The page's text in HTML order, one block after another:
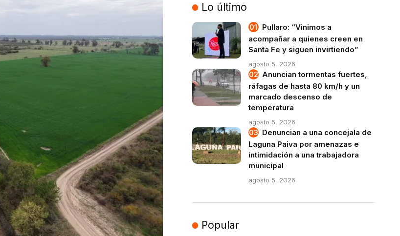
Lo último
Pullaro: “Vinimos a
acompañar a quienes creen en
Santa Fe y siguen invirtiendo”
agosto 5, 2026
Anuncian tormentas fuertes,
ráfagas de hasta 80 km/h y un
marcado descenso de
temperatura
agosto 5, 2026
Denuncian a una concejala de
Laguna Paiva por amenazas e
intimidación a una trabajadora
municipal
agosto 5, 2026
Popular